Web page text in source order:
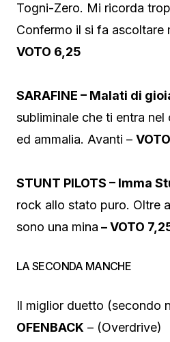
Togni-Zero. Mi ricorda
Confermo il si fa ascoltare
VOTO 6,25
SARAFINE – Malati di
subliminale che ti entra
ed ammalia. Avanti –
STUNT PILOTS – Imma
rock allo stato puro. Oltre
sono una mina – VOTO
LA SECONDA MANCHE
Il miglior duetto (secondo
OFENBACK – (Overdrive)